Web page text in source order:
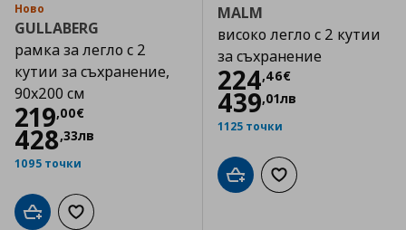
Ново
GULLABERG
рамка за легло с 2
кутии за съхранение,
90x200 см
219,00€
Цена
428,33лв
1095 точки
Добави в кошницата
Добави към списъка с любими
MALM
високо легло с 2 кутии
за съхранение
224,46€
Цена224,46 €
439,01лв
1125 точки
Добави в кошницата
Добави към